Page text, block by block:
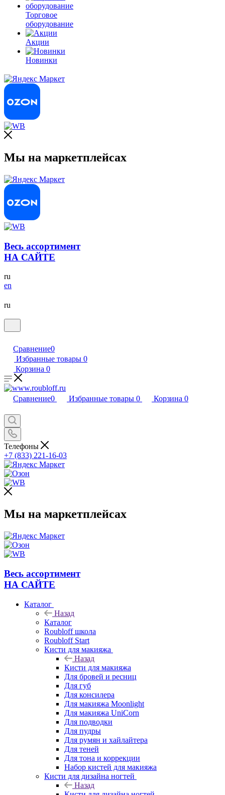
Торговое
оборудование
Акции
Новинки
Мы на маркетплейсах
Весь ассортимент
НА САЙТЕ
ru
en
ru
Сравнение0
Избранные товары 0
Корзина 0
Сравнение0 Избранные товары 0 Корзина 0
Телефоны
+7 (833) 221-16-03
Мы на маркетплейсах
Весь ассортимент
НА САЙТЕ
Каталог
Назад
Каталог
Roubloff школа
Roubloff Start
Кисти для макияжа
Назад
Кисти для макияжа
Для бровей и ресниц
Для губ
Для консилера
Для макияжа Moonlight
Для макияжа UniCorn
Для подводки
Для пудры
Для румян и хайлайтера
Для теней
Для тона и коррекции
Набор кистей для макияжа
Кисти для дизайна ногтей
Назад